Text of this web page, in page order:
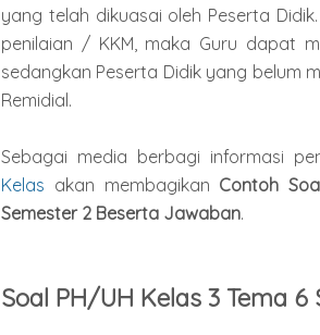
yang telah dikuasai oleh Peserta
penilaian / KKM, maka Guru dapat
sedangkan Peserta Didik yang belum
Remidial.
Sebagai media berbagi informasi
Kelas akan membagikan Contoh
Semester 2 Beserta Jawaban.
Soal PH/UH Kelas 3 Tema